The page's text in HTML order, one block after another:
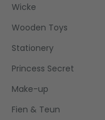
Wicke
Wooden Toys
Stationery
Princess Secret
Make-up
Fien & Teun